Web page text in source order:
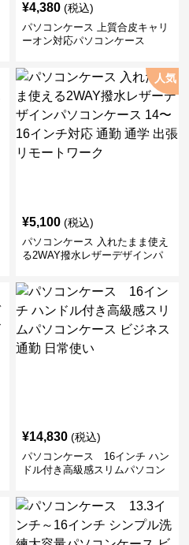
¥4,380 (税込)
パソコンケース 上質合皮キャリ
ーオン対応パソコンケース
人気
¥5,100 (税込)
パソコンケース 入れたまま使え
る2WAY撥水レザーデザインパ
通勤 通学 出張 リモートワーク
¥14,830 (税込)
パソコンケース 16インチ ハン
ドル付き高級感スリムパソコン